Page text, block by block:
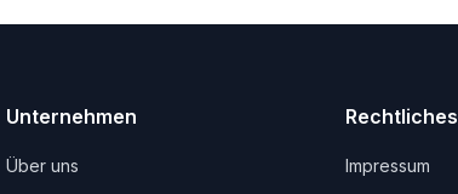
Unternehmen
Über uns
Rechtliches
Impressum